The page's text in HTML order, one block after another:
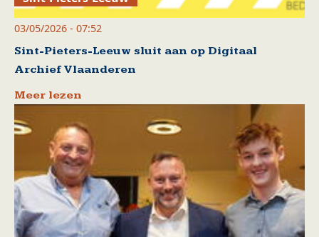
03/05/2026 - 07:52
Sint-Pieters-Leeuw sluit aan op Digitaal
Archief Vlaanderen
Meer lezen